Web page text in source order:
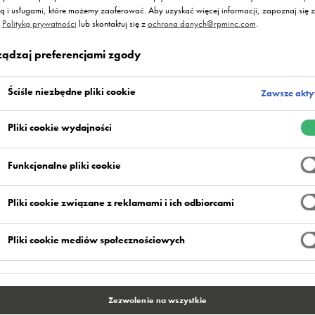
Flowcrete są ciekawym rozwiązaniem
pomieszczeniach biurowych.
faktur i kolorów
oryginalnego i przyjaznego
dobrą atmosferę pracy.
i usługami, które możemy zaoferować. Aby uzyskać więcej informacji, zapoznaj się z
Polityką prywatności lub skontaktuj się zochrona danych@rpminc.com.
preferencjami zgody
Ściśle niezbędne pliki cookie Zawsze
Pliki cookie wydajności
Funkcjonalne pliki cookie
Pliki cookie związane z reklamami i ich odbiorcami
Pliki cookie mediów społecznościowych
Zezwolenie na wszystkie